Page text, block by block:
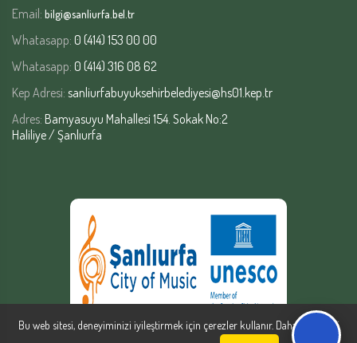
Email: bilgi@sanliurfa.bel.tr
Whatasapp: 0 (414) 153 00 00
Whatasapp: 0 (414) 316 08 62
Kep Adresi: sanliurfabuyuksehirbelediyesi@hs01.kep.tr
Adres: Bamyasuyu Mahallesi 154. Sokak No:2
Haliliye / Şanlıurfa
Bu web sitesi, deneyiminizi iyileştirmek için çerezler kullanır. Daha fazla bilgi